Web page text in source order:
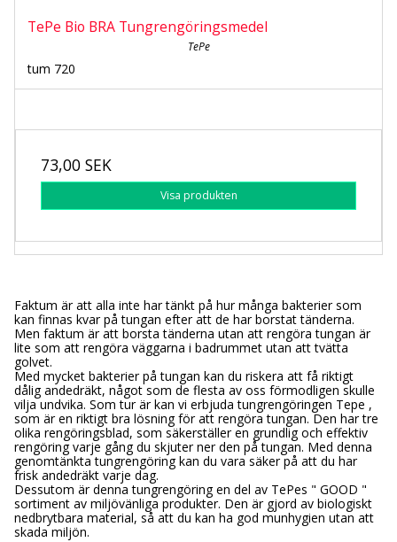
TePe Bio BRA Tungrengöringsmedel
TePe
tum 720
73,00 SEK
Visa produkten
Faktum är att alla inte har tänkt på hur många bakterier som
kan finnas kvar på tungan efter att de har borstat tänderna.
Men faktum är att borsta tänderna utan att rengöra tungan är
lite som att rengöra väggarna i badrummet utan att tvätta
golvet.
Med mycket bakterier på tungan kan du riskera att få riktigt
dålig andedräkt, något som de flesta av oss förmodligen skulle
vilja undvika. Som tur är kan vi erbjuda tungrengöringen Tepe ,
som är en riktigt bra lösning för att rengöra tungan. Den har tre
olika rengöringsblad, som säkerställer en grundlig och effektiv
rengöring varje gång du skjuter ner den på tungan. Med denna
genomtänkta tungrengöring kan du vara säker på att du har
frisk andedräkt varje dag.
Dessutom är denna tungrengöring en del av TePes " GOOD "
sortiment av miljövänliga produkter. Den är gjord av biologiskt
nedbrytbara material, så att du kan ha god munhygien utan att
skada miljön.